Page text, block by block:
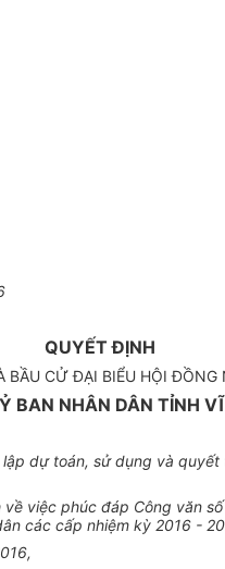
QUYẾT ĐỊNH
CỬ ĐẠI BIỂU HỘI
BAN NHÂN DÂN TỈNH
dự toán, sử dụng và
việc phúc đáp Công văn
các cấp nhiệm kỳ 2016 -